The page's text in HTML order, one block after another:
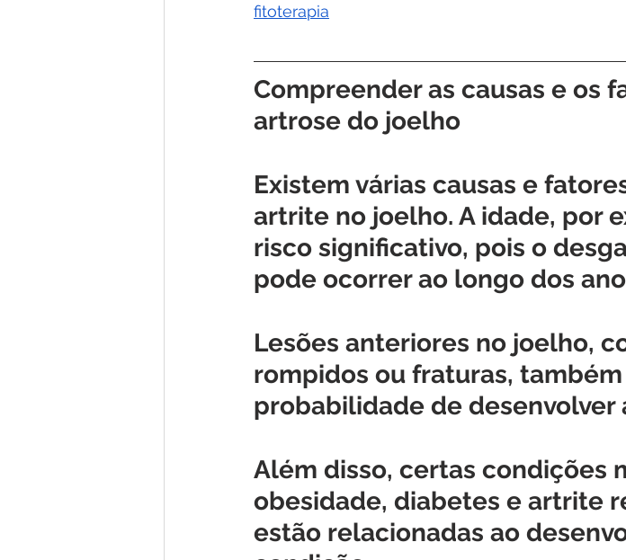
fitoterapia
Compreender as causas e os
artrose do joelho
Existem várias causas e
artrite no joelho. A idade, por
risco significativo, pois o
pode ocorrer ao longo dos
Lesões anteriores no joelho,
rompidos ou fraturas,
probabilidade de desenvolver
Além disso, certas condições
obesidade, diabetes e artrite
estão relacionadas ao